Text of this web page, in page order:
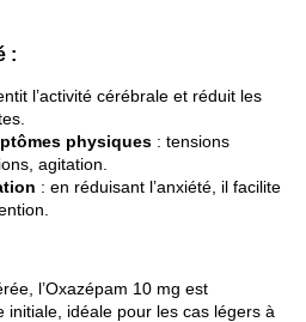
:
l’activité cérébrale et réduit les
physiques : tensions
agitation.
: en réduisant l’anxiété, il facilite
l’Oxazépam 10 mg est
initiale, idéale pour les cas légers à